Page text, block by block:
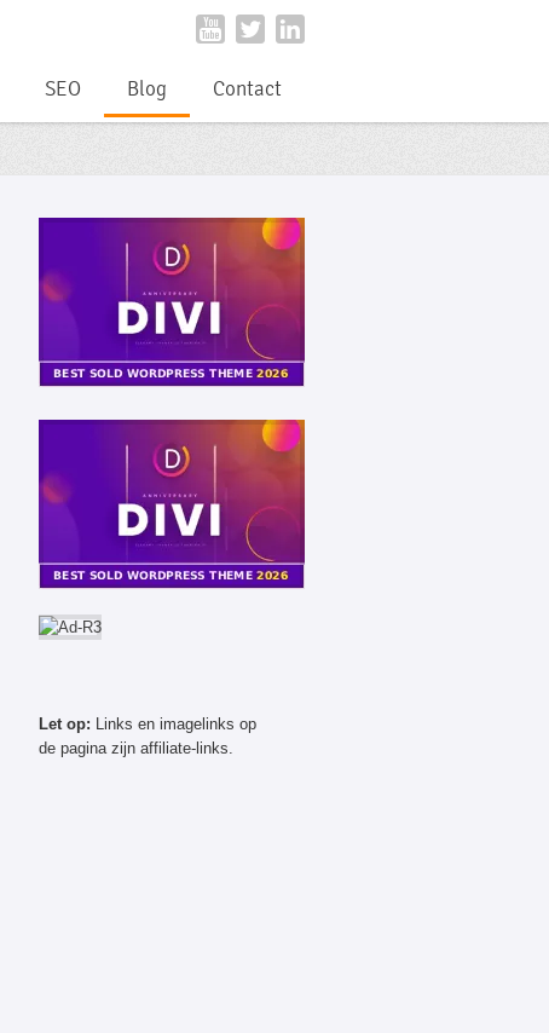
SEO Blog Contact
Let op: Links en imagelinks op
de pagina zijn affiliate-links.